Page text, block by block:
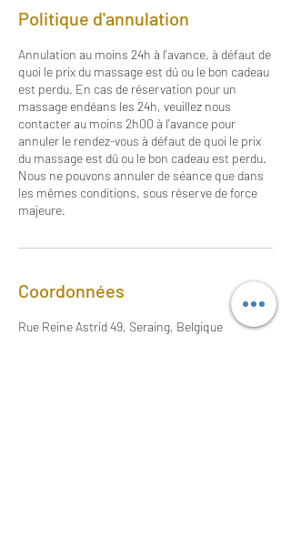
Politique d'annulation
Annulation au moins 24h à l'avance, à défaut de
quoi le prix du massage est dû ou le bon cadeau
est perdu. En cas de réservation pour un
massage endéans les 24h, veuillez nous
contacter au moins 2h00 à l'avance pour
annuler le rendez-vous à défaut de quoi le prix
du massage est dû ou le bon cadeau est perdu.
Nous ne pouvons annuler de séance que dans
les mêmes conditions, sous réserve de force
majeure.
Coordonnées
Rue Reine Astrid 49, Seraing, Belgique